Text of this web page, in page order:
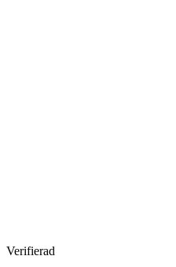
Verifierad